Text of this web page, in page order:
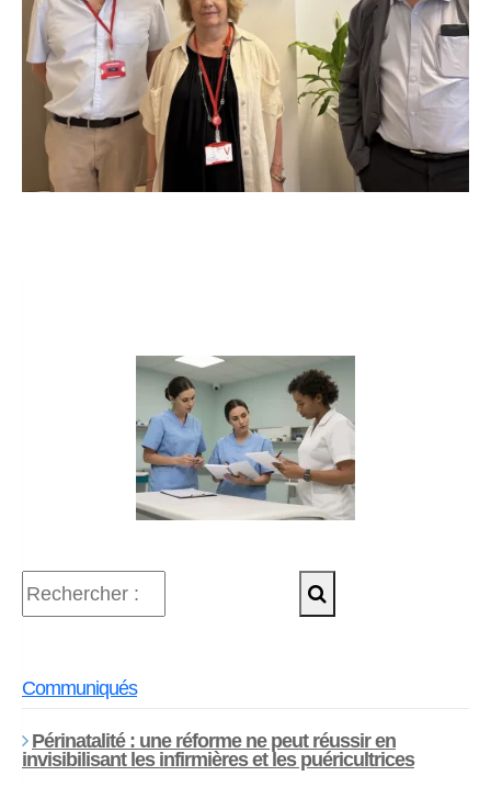
Communiqués
Périnatalité : une réforme ne peut réussir en
invisibilisant les infirmières et les puéricultrices